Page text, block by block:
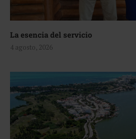
La esencia del servicio
4 agosto, 2026